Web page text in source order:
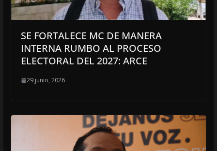
SE FORTALECE MC DE MANERA
INTERNA RUMBO AL PROCESO
ELECTORAL DEL 2027: ARCE
29 junio, 2026